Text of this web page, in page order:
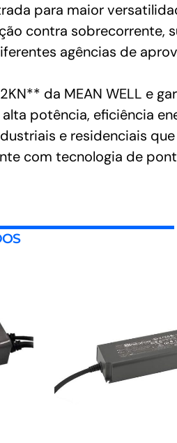
para maior
contra
agências de
da MEAN WELL e
alta potência, eficiência
e residenciais
com tecnologia de